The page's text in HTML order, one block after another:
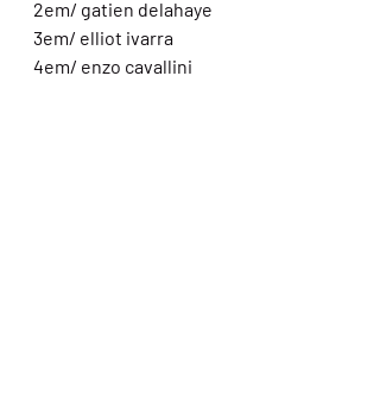
2em/ gatien delahaye
3em/ elliot ivarra
4em/ enzo cavallini